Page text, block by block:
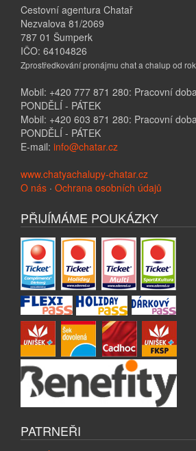
Cestovní agentura Chatař
Nezvalova 81/2069
787 01 Šumperk
IČO: 64104826
Zprostředkování pronájmu chat a chalup od
Mobil: +420 777 871 280: Pracovní
PONDĚLÍ - PÁTEK
Mobil: +420 603 871 280: Pracovní
PONDĚLÍ - PÁTEK
E-mail: info@chatar.cz
www.chatyachalupy-chatar.cz
O nás · Ochrana osobních údajů
PŘIJÍMÁME POUKÁZKY
PATRNEŘI